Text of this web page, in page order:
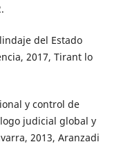
del Estado
2017, Tirant lo
y control de
judicial global y
2013, Aranzadi